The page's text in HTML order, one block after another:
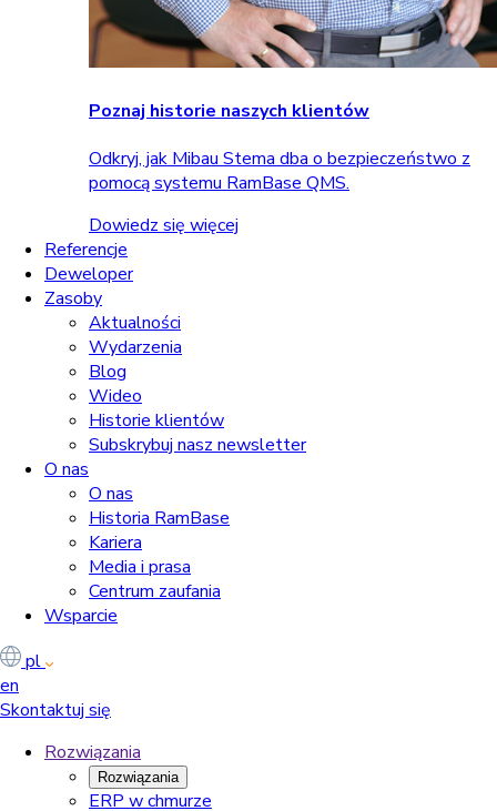
Poznaj historie naszych klientów
Odkryj, jak Mibau Stema dba o bezpieczeństwo z
pomocą systemu RamBase QMS.
Dowiedz się więcej
Referencje
Deweloper
Zasoby
Aktualności
Wydarzenia
Blog
Wideo
Historie klientów
Subskrybuj nasz newsletter
O nas
O nas
Historia RamBase
Kariera
Media i prasa
Centrum zaufania
Wsparcie
pl
en
Skontaktuj się
Rozwiązania
Rozwiązania
ERP w chmurze